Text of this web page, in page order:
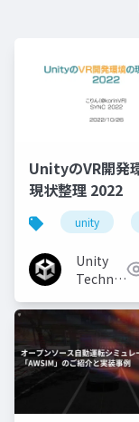
UnityのVR開発
現状整理 2022
unity
Unity